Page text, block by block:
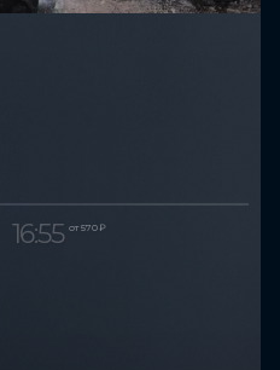
16:55 от 570 ₽